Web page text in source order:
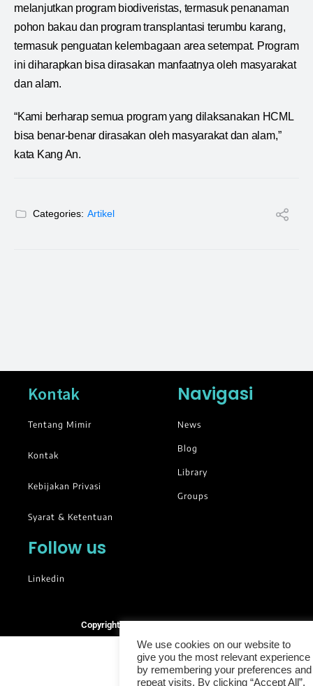
melanjutkan program biodiveristas, termasuk penanaman
pohon bakau dan program transplantasi terumbu karang,
termasuk penguatan kelembagaan area setempat. Program
ini diharapkan bisa dirasakan manfaatnya oleh masyarakat
dan alam.
“Kami berharap semua program yang dilaksanakan HCML
bisa benar-benar dirasakan oleh masyarakat dan alam,”
kata Kang An.
Categories: Artikel
Kontak
Tentang Mimir
Kontak
Kebijakan Privasi
Syarat & Ketentuan
Navigasi
News
Blog
Library
Groups
Follow us
Linkedin
Copyright © 2025. All rights reserved.
We use cookies on our website to
give you the most relevant experience
by remembering your preferences and
repeat visits. By clicking “Accept All”,